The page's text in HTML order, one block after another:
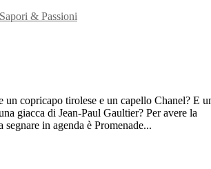
Sapori & Passioni
un copricapo tirolese e un capello Chanel? E
giacca di Jean-Paul Gaultier? Per avere la
segnare in agenda è Promenade...